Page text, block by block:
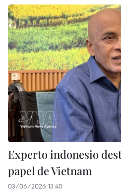
Experto indonesio
papel de Vietnam
03/06/2026 13:40